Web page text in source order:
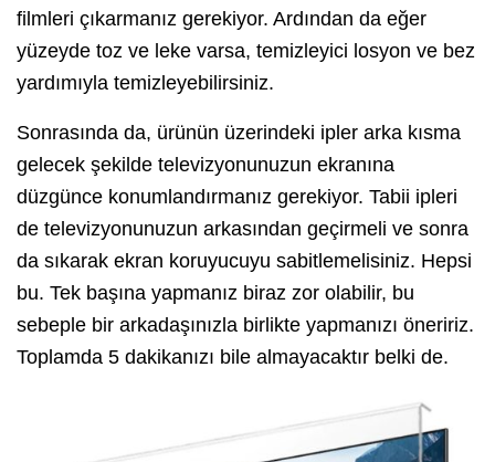
filmleri çıkarmanız gerekiyor. Ardından da eğer
yüzeyde toz ve leke varsa, temizleyici losyon ve bez
yardımıyla temizleyebilirsiniz.
Sonrasında da, ürünün üzerindeki ipler arka kısma
gelecek şekilde televizyonunuzun ekranına
düzgünce konumlandırmanız gerekiyor. Tabii ipleri
de televizyonunuzun arkasından geçirmeli ve sonra
da sıkarak ekran koruyucuyu sabitlemelisiniz. Hepsi
bu. Tek başına yapmanız biraz zor olabilir, bu
sebeple bir arkadaşınızla birlikte yapmanızı öneririz.
Toplamda 5 dakikanızı bile almayacaktır belki de.